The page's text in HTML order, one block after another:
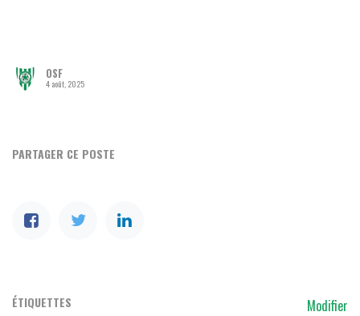
OSF
4 août, 2025
PARTAGER CE POSTE
ÉTIQUETTES Modifier